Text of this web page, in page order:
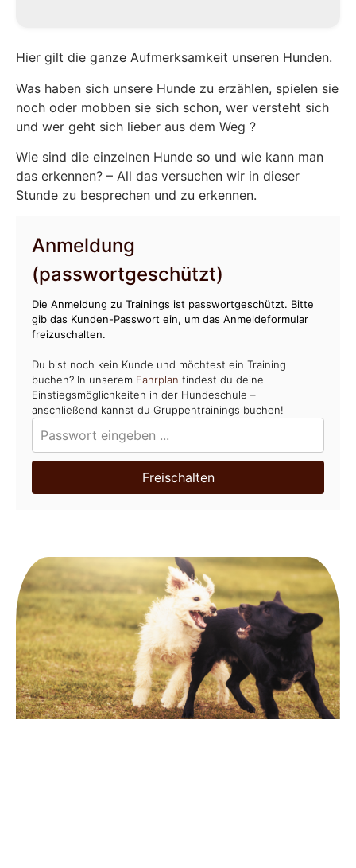
Hier gilt die ganze Aufmerksamkeit unseren Hunden.
Was haben sich unsere Hunde zu erzählen, spielen sie
noch oder mobben sie sich schon, wer versteht sich
und wer geht sich lieber aus dem Weg ?
Wie sind die einzelnen Hunde so und wie kann man
das erkennen? – All das versuchen wir in dieser
Stunde zu besprechen und zu erkennen.
Anmeldung
(passwortgeschützt)
Die Anmeldung zu Trainings ist passwortgeschützt. Bitte
gib das Kunden-Passwort ein, um das Anmeldeformular
freizuschalten.
Du bist noch kein Kunde und möchtest ein Training
buchen? In unserem Fahrplan findest du deine
Einstiegsmöglichkeiten in der Hundeschule –
anschließend kannst du Gruppentrainings buchen!
Freischalten